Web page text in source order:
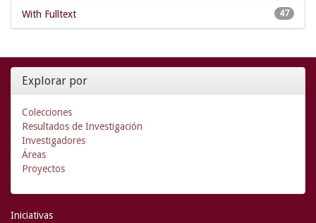
47
With Fulltext
Explorar por
Colecciones
Resultados de Investigación
Investigadores
Áreas
Proyectos
Iniciativas